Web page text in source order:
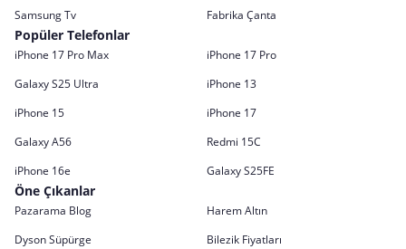
Samsung Tv
Fabrika Çanta
Popüler Telefonlar
iPhone 17 Pro Max
iPhone 17 Pro
Galaxy S25 Ultra
iPhone 13
iPhone 15
iPhone 17
Galaxy A56
Redmi 15C
iPhone 16e
Galaxy S25FE
Öne Çıkanlar
Pazarama Blog
Harem Altın
Dyson Süpürge
Bilezik Fiyatları